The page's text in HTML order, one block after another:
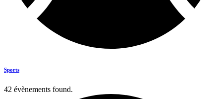
Sports
42 évènements found.